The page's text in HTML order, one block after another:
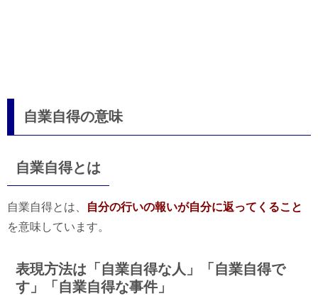
自業自得の意味
自業自得とは
自業自得とは、
自分の行いの報いが自分に返ってくること
を意味しています。
表現方法は「自業自得な人」「自業自得で
す」「自業自得な事件」